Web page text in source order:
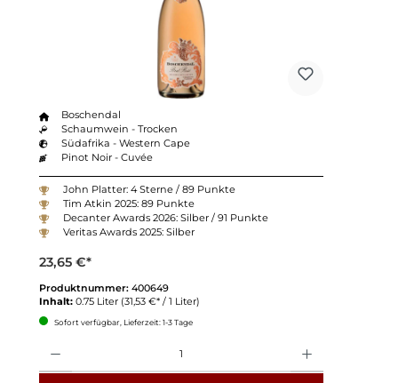
Boschendal
Schaumwein - Trocken
Südafrika - Western Cape
Pinot Noir - Cuvée
John Platter: 4 Sterne / 89 Punkte
Tim Atkin 2025: 89 Punkte
Decanter Awards 2026: Silber / 91 Punkte
Veritas Awards 2025: Silber
23,65 €*
Produktnummer: 400649
Inhalt: 0.75 Liter (31,53 €* / 1 Liter)
Sofort verfügbar, Lieferzeit: 1-3 Tage